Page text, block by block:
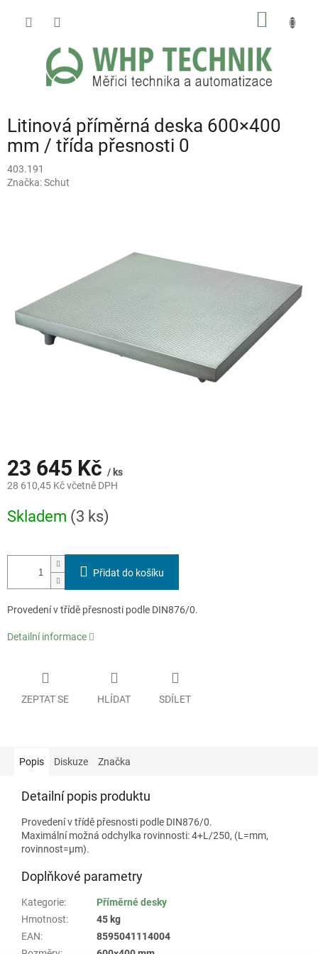
Litinová příměrná deska 600×400
mm / třída přesnosti 0
403.191
Značka:Schut
23 645 Kč / ks
28 610,45 Kč včetně DPH
cena:
Skladem (3 ks)
Přidat do košíku
Provedení v třídě přesnosti podle DIN876/0.
Detailní informace
ZEPTAT SE HLÍDAT SDÍLET
Popis Diskuze Značka
Detailní popis produktu
Provedení v třídě přesnosti podle DIN876/0.
Maximální možná odchylka rovinnosti: 4+L/250, (L=mm,
rovinnost=µm).
Doplňkové parametry
Kategorie:
Příměrné desky
Hmotnost:
45 kg
EAN:
8595041114004